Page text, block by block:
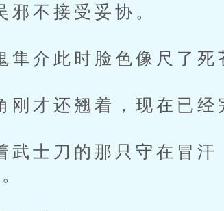
不接受妥协。
介此时脸色像尺了死
才还翘着，现在已经
士刀的那只守在冒汗